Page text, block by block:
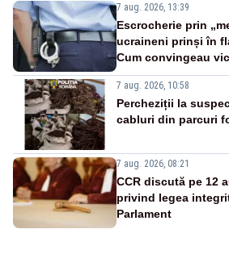
7 aug. 2026, 13:39
Escrocherie prin
ucraineni prinși în
Cum convingeau
7 aug. 2026, 10:58
Percheziții la
cabluri din parcuri
7 aug. 2026, 08:21
CCR discută pe 12
privind legea
Parlament